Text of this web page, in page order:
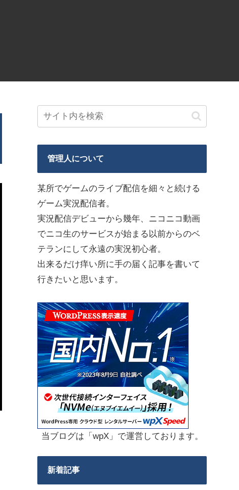
管理人について
某所でゲームのライブ配信を細々と続ける
ゲーム実況配信者。
実況配信デビューから幾年、ニコニコ動画
でニコ生のサービスが始まる以前からのベ
テランにして永遠の実況初心者。
出来るだけ痒い所に手の届く記事を書いて
行きたいと思います。
当ブログは「wpX」で運営しております。
新着記事